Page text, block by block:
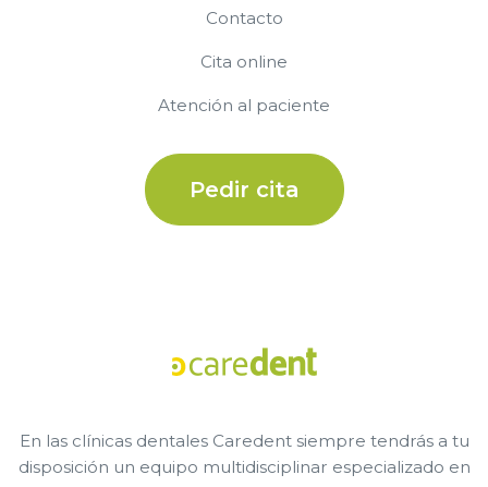
Contacto
Cita online
Atención al paciente
Pedir cita
En las clínicas dentales Caredent siempre tendrás a tu
disposición un equipo multidisciplinar especializado en